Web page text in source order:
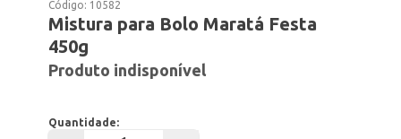
Código: 10582
Mistura para Bolo Maratá Festa
450g
Produto indisponível
Quantidade: